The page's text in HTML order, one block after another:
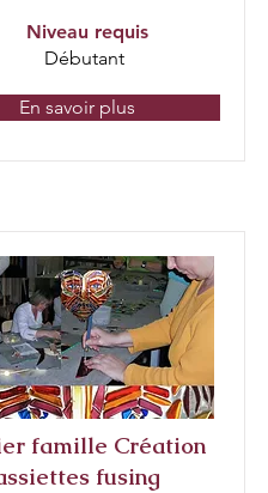
Niveau requis
Débutant
En savoir plus
famille Création
fusing